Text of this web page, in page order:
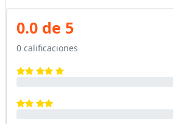
0.0 de 5
0 calificaciones